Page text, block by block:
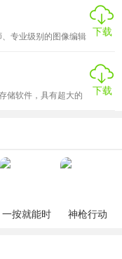
，选择好了就按下
慢一点，因为这个图
的盘符就可以放到你
专业级别的图像编辑
，此版本已经去除了
能，包括编辑、单反
文件夹等，保留图像
重复文件查找器，能
下载
储软件，具有超大的
也可以将照片传输到
用户赶快来下载小米
下载
一按就能时
神枪行动